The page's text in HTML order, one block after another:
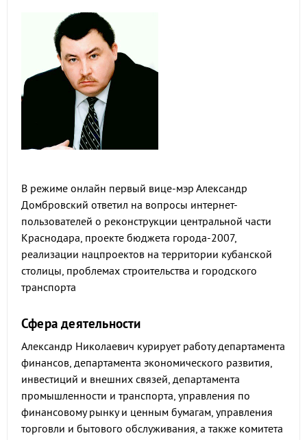
В режиме онлайн первый вице-мэр Александр
Домбровский ответил на вопросы интернет-
пользователей о реконструкции центральной части
Краснодара, проекте бюджета города-2007,
реализации нацпроектов на территории кубанской
столицы, проблемах строительства и городского
транспорта
Сфера деятельности
Александр Николаевич курирует работу департамента
финансов, департамента экономического развития,
инвестиций и внешних связей, департамента
промышленности и транспорта, управления по
финансовому рынку и ценным бумагам, управления
торговли и бытового обслуживания, а также комитета